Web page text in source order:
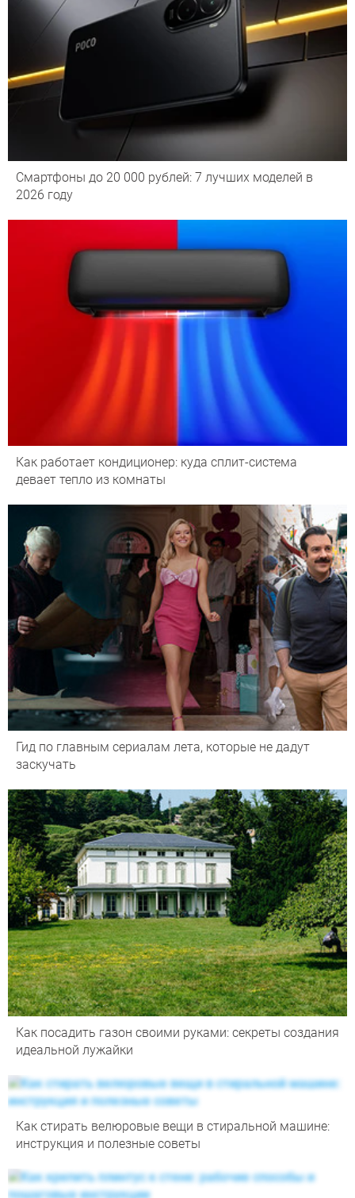
Смартфоны до 20 000 рублей: 7 лучших моделей в
2026 году
Как работает кондиционер: куда сплит-система
девает тепло из комнаты
Гид по главным сериалам лета, которые не дадут
заскучать
Как посадить газон своими руками: секреты создания
идеальной лужайки
Как стирать велюровые вещи в стиральной машине:
инструкция и полезные советы